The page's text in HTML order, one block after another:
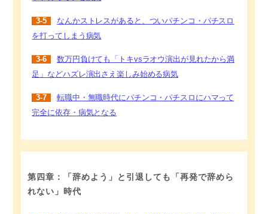
3-5
なんかストレスがあると、ついパチンコ・パチスロ
を打ってしまう病気
3-6
数万円負けても「トキvsラオウ演出が見れたから満
足」などハズレ演出さえ楽しみ始める病気
3-7
転職中・無職時代にパチンコ・パチスロにハマって
完全に依存・病気となる
第四章：「辞めよう」と引退しても「再発で辞めら
れない」時代